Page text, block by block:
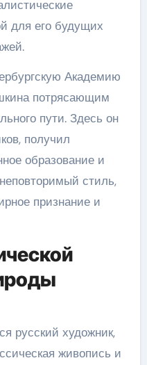
для его будущих
Академию
потрясающим
пути. Здесь он
получил
образование и
стиль,
признание и
русский художник,
живопись и